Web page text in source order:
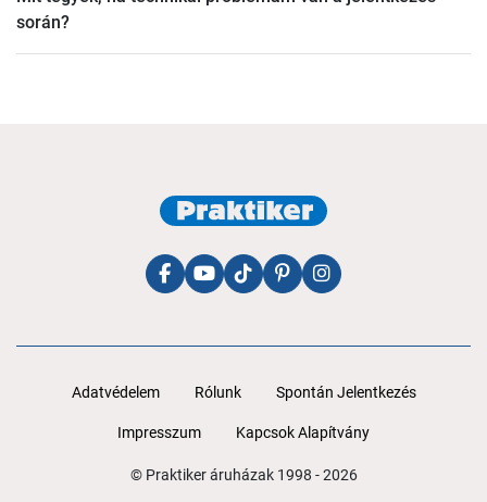
tájékozódhatsz.
során?
Adatvédelem Rólunk Spontán Jelentkezés
Impresszum Kapcsok Alapítvány
© Praktiker áruházak 1998 - 2026